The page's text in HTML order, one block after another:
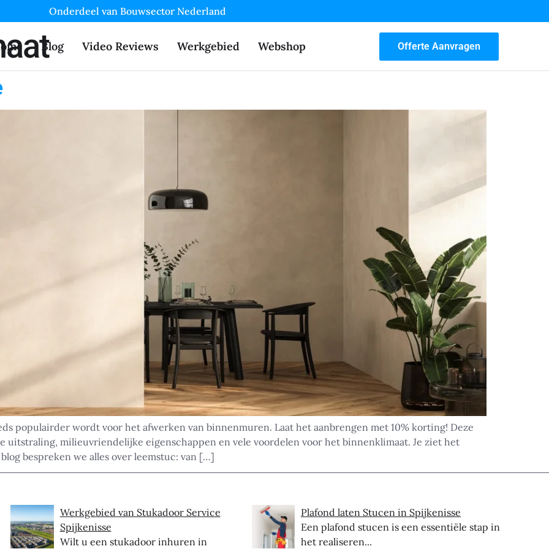
Onderdeel van Bouwsector Nederland
Blog Video Reviews Werkgebied Webshop Offerte Aanvragen
populairder wordt voor het afwerken van binnenmuren. Laat het aanbrengen met 10% korting! Deze
uitstraling, milieuvriendelijke eigenschappen en vele voordelen voor het binnenklimaat. Je ziet het
bespreken we alles over leemstuc: van […]
Werkgebied van Stukadoor Service
Spijkenisse
Wilt u een stukadoor inhuren in
Plafond laten Stucen in Spijkenisse
Een plafond stucen is een essentiële stap in
het realiseren...